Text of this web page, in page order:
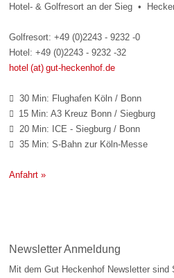
Hotel- & Golfresort an der Sieg •
Golfresort: +49 (0)2243 - 9232 -0
Hotel: +49 (0)2243 - 9232 -32
hotel (at) gut-heckenhof.de
 30 Min: Flughafen Köln / Bonn
 15 Min: A3 Kreuz Bonn / Siegburg
 20 Min: ICE - Siegburg / Bonn
 35 Min: S-Bahn zur Köln-Messe
Anfahrt »
Newsletter Anmeldung
Mit dem Gut Heckenhof Newsletter sind